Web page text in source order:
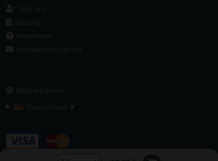
Über uns
Satzung
Impressum
Kontaktieren Sie uns
Shop wechseln:
Deutschland ▾